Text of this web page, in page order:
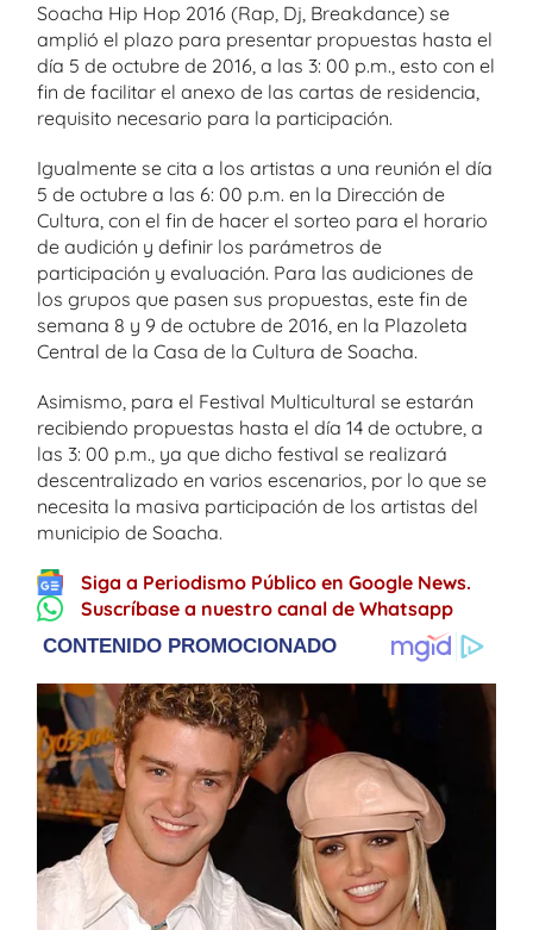
Soacha Hip Hop 2016 (Rap, Dj, Breakdance) se
amplió el plazo para presentar propuestas hasta el
día 5 de octubre de 2016, a las 3: 00 p.m., esto con el
fin de facilitar el anexo de las cartas de residencia,
requisito necesario para la participación.
Igualmente se cita a los artistas a una reunión el día
5 de octubre a las 6: 00 p.m. en la Dirección de
Cultura, con el fin de hacer el sorteo para el horario
de audición y definir los parámetros de
participación y evaluación. Para las audiciones de
los grupos que pasen sus propuestas, este fin de
semana 8 y 9 de octubre de 2016, en la Plazoleta
Central de la Casa de la Cultura de Soacha.
Asimismo, para el Festival Multicultural se estarán
recibiendo propuestas hasta el día 14 de octubre, a
las 3: 00 p.m., ya que dicho festival se realizará
descentralizado en varios escenarios, por lo que se
necesita la masiva participación de los artistas del
municipio de Soacha.
Siga a Periodismo Público en Google News.
Suscríbase a nuestro canal de Whatsapp